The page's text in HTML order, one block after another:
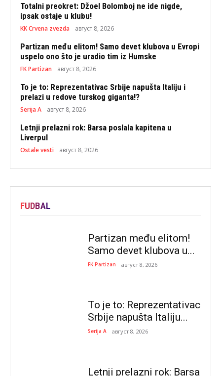
Totalni preokret: Džoel Bolomboj ne ide nigde,
ipsak ostaje u klubu!
KK Crvena zvezda август 8, 2026
Partizan među elitom! Samo devet klubova u Evropi
uspelo ono što je uradio tim iz Humske
FK Partizan август 8, 2026
To je to: Reprezentativac Srbije napušta Italiju i
prelazi u redove turskog giganta!?
Serija A август 8, 2026
Letnji prelazni rok: Barsa poslala kapitena u
Liverpul
Ostale vesti август 8, 2026
FUDBAL
Partizan među elitom!
Samo devet klubova u...
FK Partizan август 8, 2026
To je to: Reprezentativac
Srbije napušta Italiju...
Serija A август 8, 2026
Letnji prelazni rok: Barsa